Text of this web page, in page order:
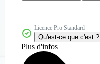
Licence Pro Standard
Qu'est-ce que c'est ?
Plus d'infos